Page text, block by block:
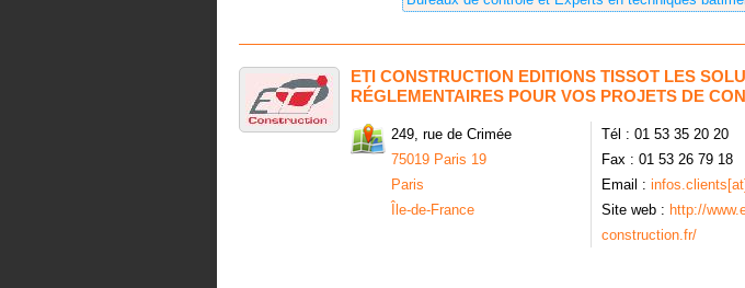
ETI CONSTRUCTION EDITIONS TISSOT LES
RÉGLEMENTAIRES POUR VOS PROJETS DE
249, rue de Crimée
75019 Paris 19
Paris
Île-de-France
Tél : 01 53 35 20 20
Fax : 01 53 26 79 18
Email :
Site web : http://
construction.fr/